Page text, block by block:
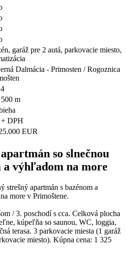
garáž pre 2 autá, parkovacie miesto,
Dalmácia - Primosten / Rogoznica
m
DPH
EUR
so slnečnou
a výhľadom na more
apartmán s bazénom a
more v Primoštene.
/ 3. poschodí s cca. Celková plocha
kúpeľňa so saunou, WC, loggia,
terasa. 3 parkovacie miesta (1 garáž
miesto). Kúpna cena: 1 325